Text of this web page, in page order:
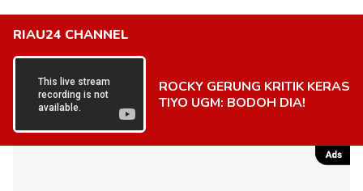
RIAU24 CHANNEL
ROCKY GERUNG KRITIK KERAS
TIYO UGM: BODOH DIA!